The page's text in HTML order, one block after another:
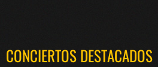
CONCIERTOS DESTACADOS